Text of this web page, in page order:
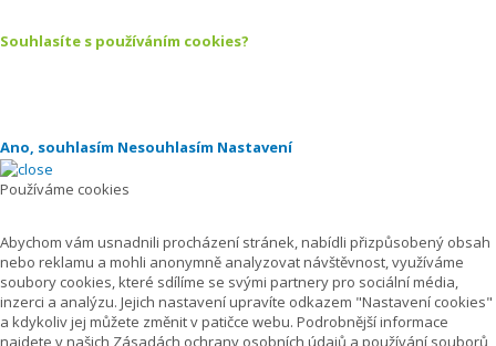
Souhlasíte s používáním cookies?
Ano, souhlasím Nesouhlasím Nastavení
Používáme cookies
Abychom vám usnadnili procházení stránek, nabídli přizpůsobený obsah
nebo reklamu a mohli anonymně analyzovat návštěvnost, využíváme
soubory cookies, které sdílíme se svými partnery pro sociální média,
inzerci a analýzu. Jejich nastavení upravíte odkazem "Nastavení cookies"
a kdykoliv jej můžete změnit v patičce webu. Podrobnější informace
najdete v našich Zásadách ochrany osobních údajů a používání souborů